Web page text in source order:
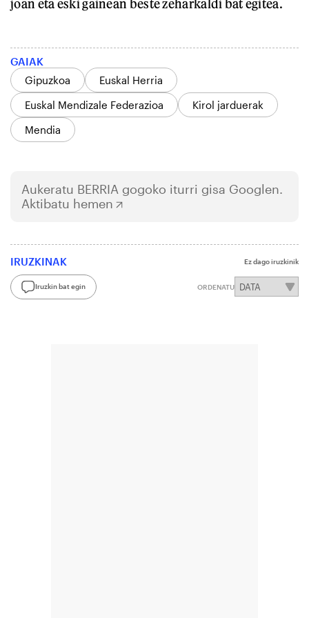
joan eta eski gainean beste zeharkaldi bat egitea.
GAIAK
Gipuzkoa
Euskal Herria
Euskal Mendizale Federazioa
Kirol jarduerak
Mendia
Aukeratu BERRIA gogoko iturri gisa Googlen.
Aktibatu hemen
IRUZKINAK Ez dago iruzkinik
Iruzkin bat egin ORDENATU